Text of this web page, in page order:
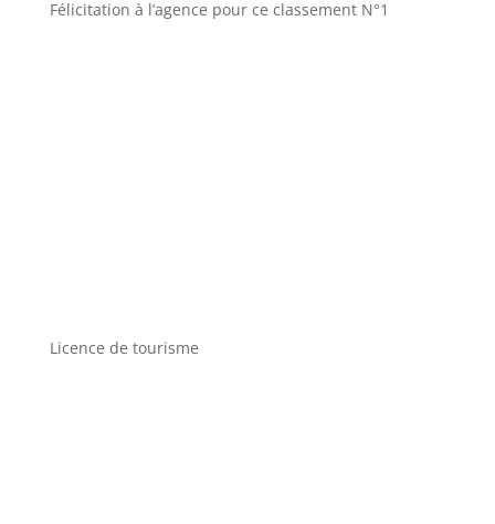
Félicitation à l’agence pour ce classement N°1
Licence de tourisme